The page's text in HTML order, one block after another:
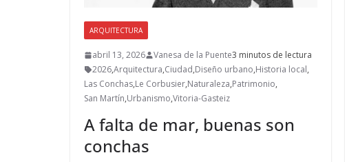
ARQUITECTURA
abril 13, 2026 Vanesa de la Puente3 minutos de lectura
2026,Arquitectura,Ciudad,Diseño urbano,Historia local,
Las Conchas,Le Corbusier,Naturaleza,Patrimonio,
San Martín,Urbanismo,Vitoria-Gasteiz
A falta de mar, buenas son
conchas